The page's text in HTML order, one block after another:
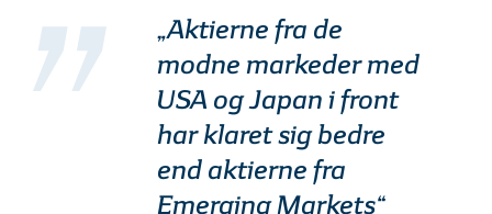
„Aktierne fra de
modne markeder med
USA og Japan i front
har klaret sig bedre
end aktierne fra
Emerging Markets“